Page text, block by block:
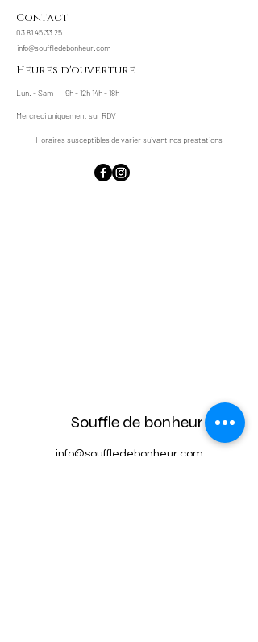
Contact
03 81 45 33 25
info@souffledebonheur.com
Heures d'ouverture
Lun. - Sam 9h - 12h 14h - 18h
Mercredi uniquement sur RDV
Horaires susceptibles de varier suivant nos prestations
Souffle de bonheur
info@souffledebonheur.com